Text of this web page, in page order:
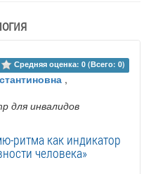
Средняя оценка: 0 (Всего: 0)
,
для инвалидов
ритма как индикатор
человека»